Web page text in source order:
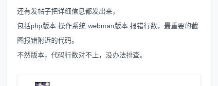
还有发帖子把详细信息都发出来，
包括php版本 操作系统 webman版本 报错行数，最重要的截
图报错附近的代码。
不然版本，代码行数对不上，没办法排查。